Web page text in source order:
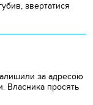
звертатися
за адресою
Власника просять